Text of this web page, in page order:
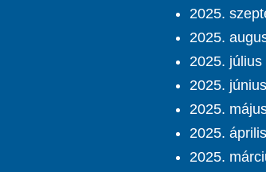
2025.
2025.
2025. július
2025. június
2025.
2025. április
2025.